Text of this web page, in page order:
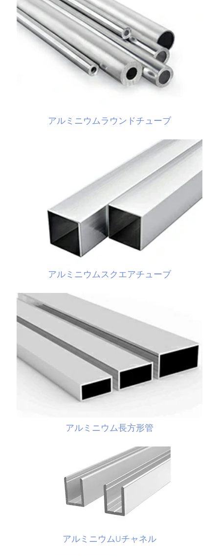
アルミニウムラウンドチューブ
アルミニウムスクエアチューブ
アルミニウム長方形管
アルミニウムUチャネル